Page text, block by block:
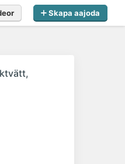
Skapa aajoda